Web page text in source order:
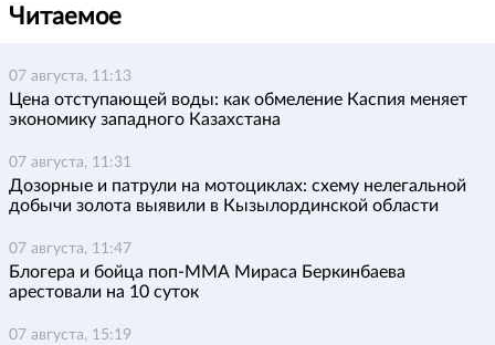
Читаемое
07 августа, 11:13
Цена отступающей воды: как обмеление Каспия меняет
экономику западного Казахстана
07 августа, 11:31
Дозорные и патрули на мотоциклах: схему нелегальной
добычи золота выявили в Кызылординской области
07 августа, 11:47
Блогера и бойца поп-ММА Мираса Беркинбаева
арестовали на 10 суток
07 августа, 15:19